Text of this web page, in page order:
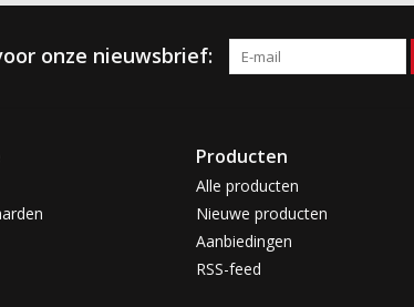
onze nieuwsbrief:
Producten
Alle producten
Nieuwe producten
Aanbiedingen
RSS-feed